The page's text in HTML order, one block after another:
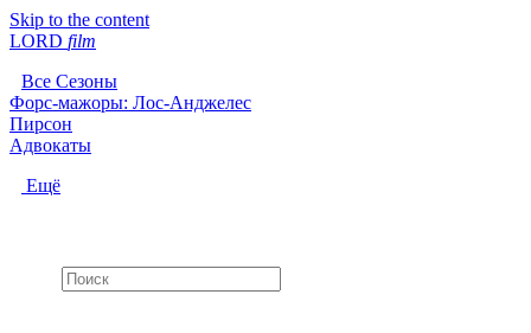
Skip to the content
LORD film
Все Сезоны
Форс-мажоры: Лос-Анджелес
Пирсон
Адвокаты
Ещё